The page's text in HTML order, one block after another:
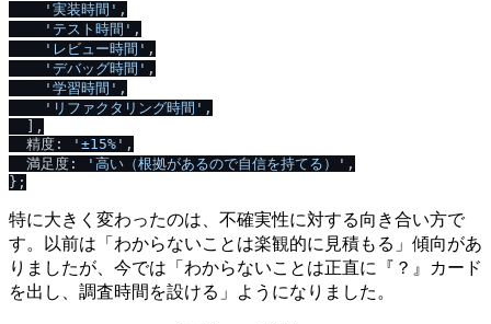
'実装時間' ,
'テスト時間' ,
'レビュー時間' ,
'デバッグ時間' ,
'学習時間' ,
'リファクタリング時間' ,
  ],
  精度:
'±15%' ,
  満足度:
'高い（根拠があるので自信を持てる）' ,
特に大きく変わったのは、不確実性に対する向き合い方で
す。以前は「わからないことは楽観的に見積もる」傾向があ
りましたが、今では「わからないことは正直に『？』カード
を出し、調査時間を設ける」ようになりました。